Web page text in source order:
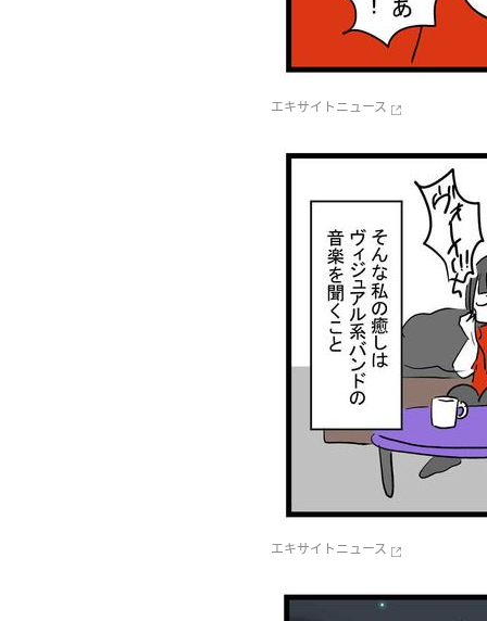
エキサイトニュース
エキサイトニュース